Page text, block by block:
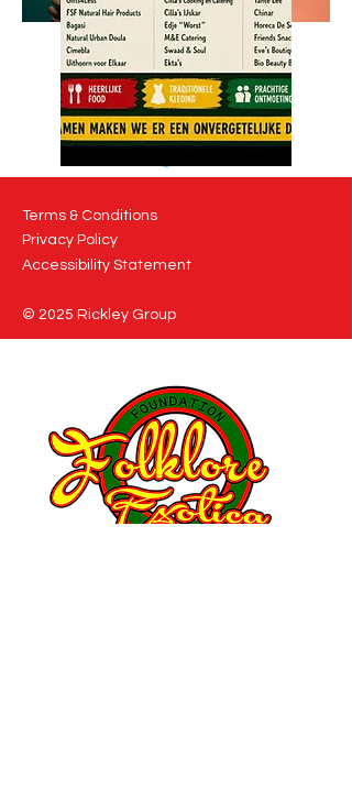
Terms & Conditions
Privacy Policy
Accessibility Statement
© 2025 Rickley Group